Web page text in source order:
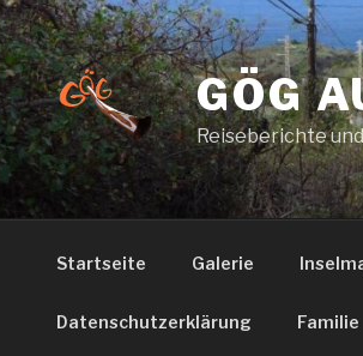
GÖG
Reiseberichte
Startseite Galerie
Datenschutzerklärung Familie